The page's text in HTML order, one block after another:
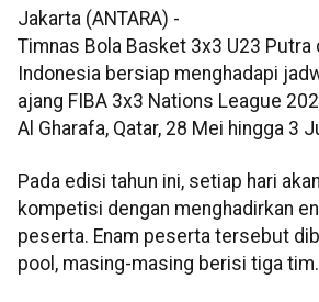
Jakarta (ANTARA) -
Timnas Bola Basket 3x3 U23 Putra
Indonesia bersiap menghadapi
ajang FIBA 3x3 Nations League
Al Gharafa, Qatar, 28 Mei hingga 3
Pada edisi tahun ini, setiap hari
kompetisi dengan menghadirkan
peserta. Enam peserta tersebut
pool, masing-masing berisi tiga tim.